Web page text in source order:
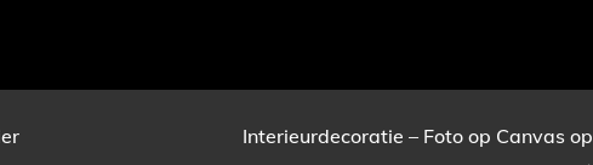
Interieurdecoratie – Foto op Canvas op